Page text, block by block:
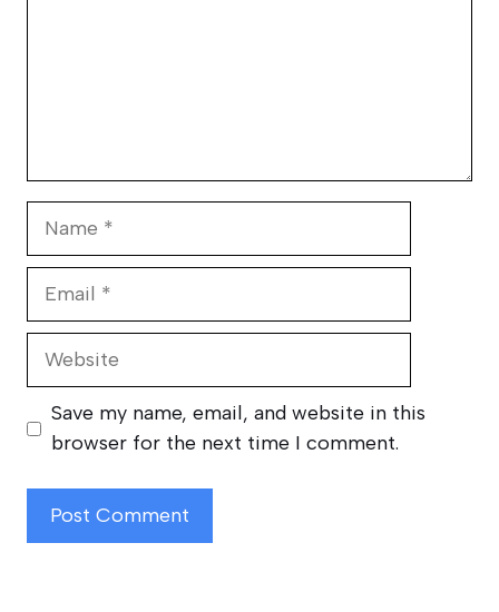
Website
Save my name, email, and website in this
browser for the next time I comment.